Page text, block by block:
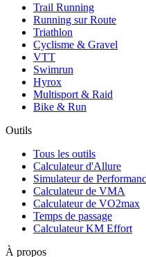
Trail Running
Running sur Route
Triathlon
Cyclisme & Gravel
VTT
Swimrun
Hyrox
Multisport & Raid
Bike & Run
Outils
Tous les outils
Calculateur d'Allure
Simulateur de
Calculateur de VMA
Calculateur de VO2max
Temps de passage
Calculateur KM Effort
À propos